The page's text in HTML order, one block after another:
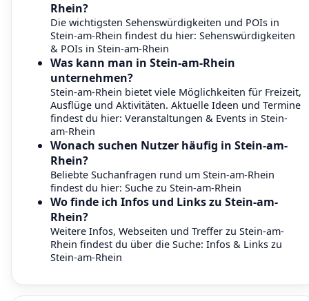
Rhein?
Die wichtigsten Sehenswürdigkeiten und POIs in
Stein-am-Rhein findest du hier: Sehenswürdigkeiten
& POIs in Stein-am-Rhein
Was kann man in Stein-am-Rhein
unternehmen?
Stein-am-Rhein bietet viele Möglichkeiten für Freizeit,
Ausflüge und Aktivitäten. Aktuelle Ideen und Termine
findest du hier: Veranstaltungen & Events in Stein-
am-Rhein
Wonach suchen Nutzer häufig in Stein-am-
Rhein?
Beliebte Suchanfragen rund um Stein-am-Rhein
findest du hier: Suche zu Stein-am-Rhein
Wo finde ich Infos und Links zu Stein-am-
Rhein?
Weitere Infos, Webseiten und Treffer zu Stein-am-
Rhein findest du über die Suche: Infos & Links zu
Stein-am-Rhein